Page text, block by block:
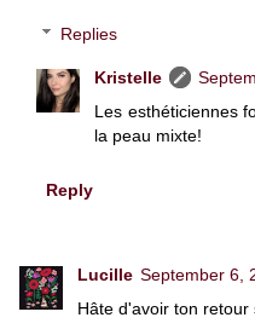
Replies
Kristelle
Les esthéticiennes
la peau mixte!
Reply
Lucille September 6,
Hâte d'avoir ton retour